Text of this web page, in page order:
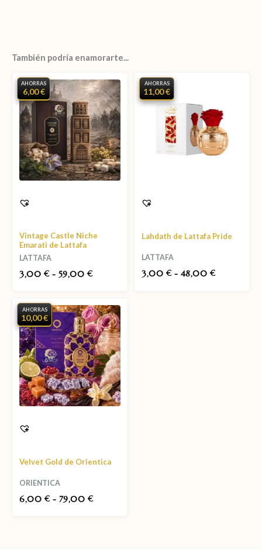
También podría enamorarte...
AHORRAS
6,00 €
Vintage Castle Niche
Emarati de Lattafa
LATTAFA
3,00 € - 59,00 €
AHORRAS
11,00 €
Lahdath de Lattafa Pride
LATTAFA
3,00 € - 48,00 €
AHORRAS
10,00 €
Velvet Gold de Orientica
ORIENTICA
6,00 € - 79,00 €